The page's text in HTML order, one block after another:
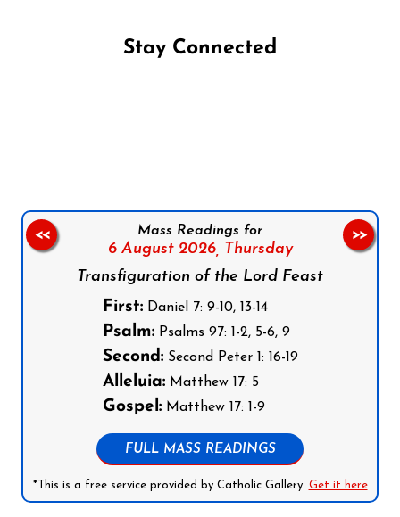
Stay Connected
Mass Readings for
6 August 2026, Thursday
Transfiguration of the Lord Feast
First:Daniel 7: 9-10, 13-14
Psalm:Psalms 97: 1-2, 5-6, 9
Second:Second Peter 1: 16-19
Alleluia:Matthew 17: 5
Gospel:Matthew 17: 1-9
FULL MASS READINGS
*This is a free service provided by Catholic Gallery. Get it here
<< >>